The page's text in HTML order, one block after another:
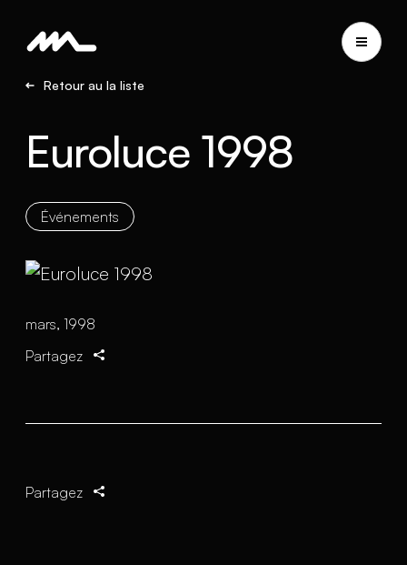
Retour au la liste
Euroluce 1998
Événements
mars, 1998
Partagez
Partagez